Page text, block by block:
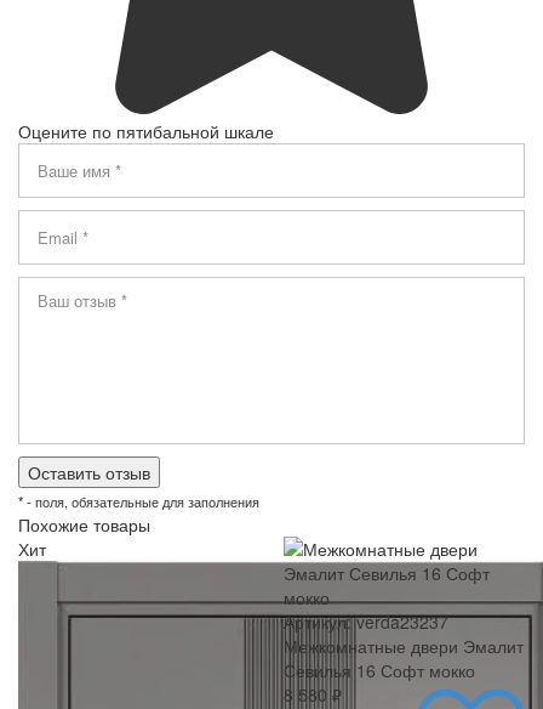
Оцените по пятибальной шкале
* - поля, обязательные для заполнения
Похожие товары
Хит
Артикул: verda23237
Межкомнатные двери Эмалит
Севилья 16 Софт мокко
8 580 ₽